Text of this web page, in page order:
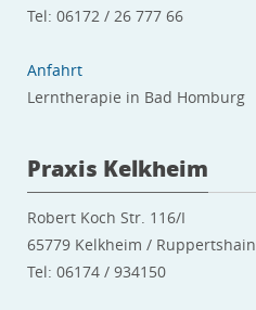
Tel: 06172 / 26 777 66
Anfahrt
Lerntherapie in Bad Homburg
Praxis Kelkheim
Robert Koch Str. 116/I
65779 Kelkheim / Ruppertshain
Tel: 06174 / 934150